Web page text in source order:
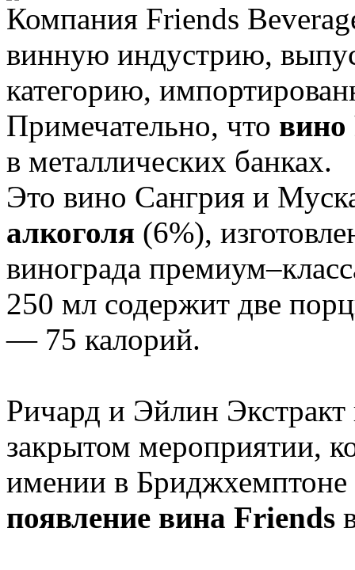
Компания Friends
винную индустрию,
категорию,
Примечательно, что вино
в металлических банках.
Это вино Сангрия и
алкоголя (6%),
винограда
250 мл содержит две
— 75 калорий.
Ричард и Эйлин Экстракт
закрытом мероприятии,
имении в
появление вина Friends